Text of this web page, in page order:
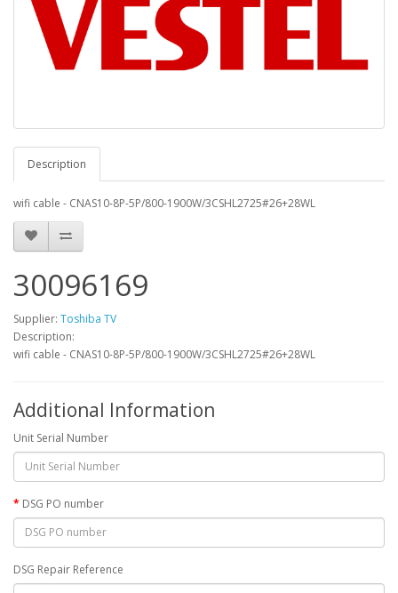
Description
wifi cable - CNAS10-8P-5P/800-1900W/3CSHL2725#26+28WL
30096169
Supplier: Toshiba TV
Description:
wifi cable - CNAS10-8P-5P/800-1900W/3CSHL2725#26+28WL
Additional Information
Unit Serial Number
DSG PO number
DSG Repair Reference